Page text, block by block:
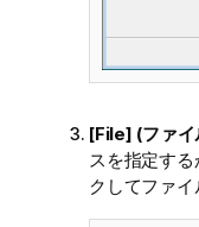
[File] (ファイ
スを指定す
クしてファイ